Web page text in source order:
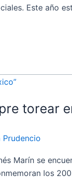
Este año
torear
Prudencio
Marín se
los